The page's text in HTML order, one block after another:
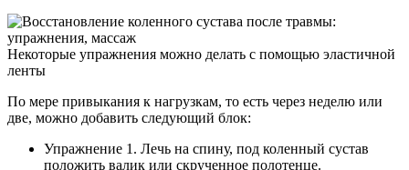
Некоторые упражнения можно делать с помощью эластичной
ленты
По мере привыкания к нагрузкам, то есть через неделю или
две, можно добавить следующий блок:
Упражнение 1. Лечь на спину, под коленный сустав
положить валик или скрученное полотенце.